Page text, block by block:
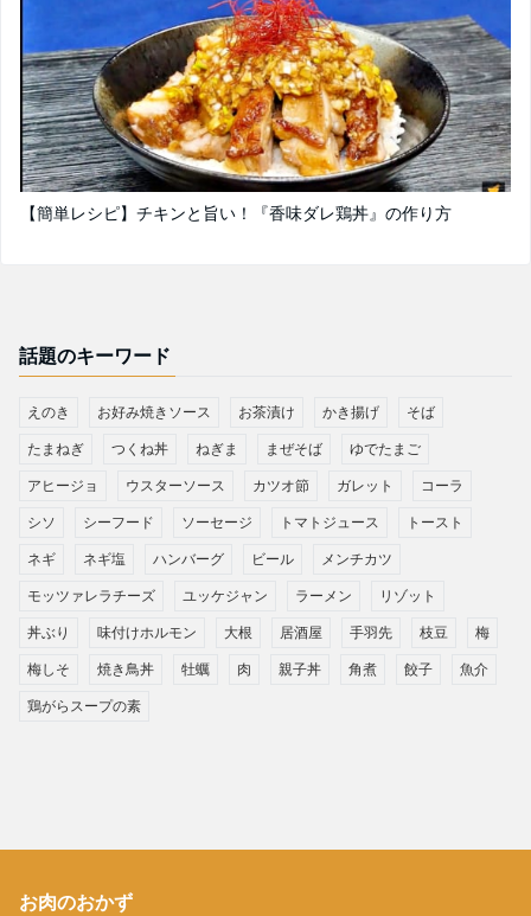
【簡単レシピ】チキンと旨い！『香味ダレ鶏丼』の作り方
話題のキーワード
えのき お好み焼きソース お茶漬け かき揚げ そば
たまねぎ つくね丼 ねぎま まぜそば ゆでたまご
アヒージョ ウスターソース カツオ節 ガレット コーラ
シソ シーフード ソーセージ トマトジュース トースト
ネギ ネギ塩 ハンバーグ ビール メンチカツ
モッツァレラチーズ ユッケジャン ラーメン リゾット
丼ぶり 味付けホルモン 大根 居酒屋 手羽先 枝豆 梅
梅しそ 焼き鳥丼 牡蠣 肉 親子丼 角煮 餃子 魚介
鶏がらスープの素
お肉のおかず